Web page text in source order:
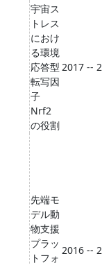
宇宙ス
トレス
におけ
る環境
応答型
転写因
子
Nrf2
の役割
2017 --
先端モ
デル動
物支援
プラッ
トフォ
2016 --